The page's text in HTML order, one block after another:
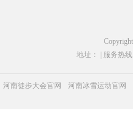
地址： | 服务热线
河南徒步大会官网 河南冰雪运动官网